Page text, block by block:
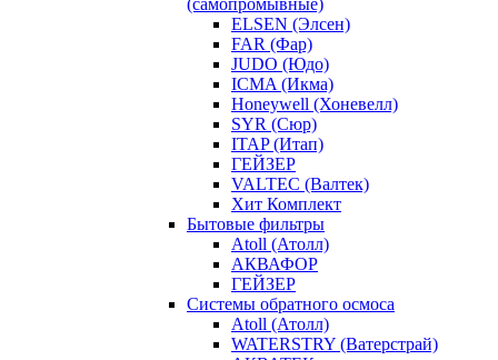
(самопромывные)
ELSEN (Элсен)
FAR (Фар)
JUDO (Юдо)
ICMA (Икма)
Honeywell (Хоневелл)
SYR (Сюр)
ITAP (Итап)
ГЕЙЗЕР
VALTEC (Валтек)
Хит Комплект
Бытовые фильтры
Atoll (Атолл)
АКВАФОР
ГЕЙЗЕР
Системы обратного осмоса
Atoll (Атолл)
WATERSTRY (Ватерстрай)